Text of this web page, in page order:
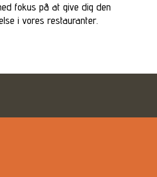
fokus på at give dig den
i vores restauranter.